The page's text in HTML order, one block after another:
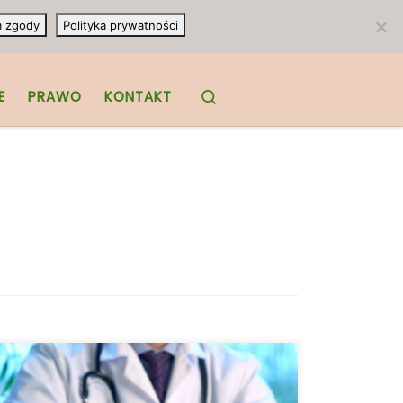
PRAWO KONTAKT
Nowe badanie analizujące skutki
powtarzalnej przezczaszkowej stymulacji
zgody Polityka prywatności